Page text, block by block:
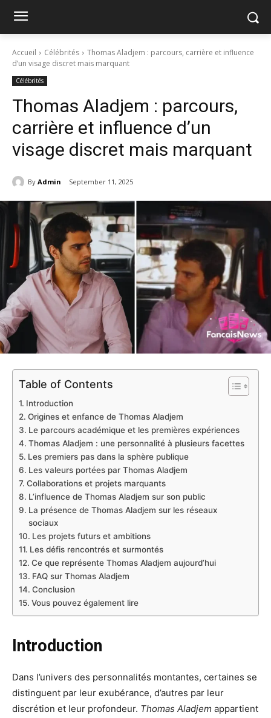
Accueil Célébrités
Thomas Aladjem : parcours, carrière et influence
d’un visage discret mais marquant
Célébrités
Thomas Aladjem : parcours,
carrière et influence d’un
visage discret mais marquant
By Admin September 11, 2025
Table of Contents
Introduction
Origines et enfance de Thomas Aladjem
Le parcours académique et les premières expériences
Thomas Aladjem : une personnalité à plusieurs facettes
Les premiers pas dans la sphère publique
Les valeurs portées par Thomas Aladjem
Collaborations et projets marquants
L’influence de Thomas Aladjem sur son public
La présence de Thomas Aladjem sur les réseaux
sociaux
Les projets futurs et ambitions
Les défis rencontrés et surmontés
Ce que représente Thomas Aladjem aujourd’hui
FAQ sur Thomas Aladjem
Conclusion
Vous pouvez également lire
Introduction
Dans l’univers des personnalités montantes, certaines se
distinguent par leur exubérance, d’autres par leur
discrétion et leur profondeur. Thomas Aladjem appartient